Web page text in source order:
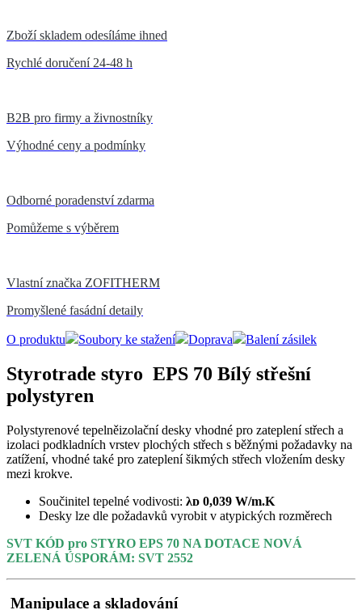
Zboží skladem odesíláme ihned
Rychlé doručení 24-48 h
B2B pro firmy a živnostníky
Výhodné ceny a podmínky
Odborné poradenství zdarma
Pomůžeme s výběrem
Vlastní značka ZOFITHERM
Promyšlené fasádní detaily
O produktu Soubory ke stažení Doprava Balení zásilek
Styrotrade styro EPS 70 Bílý střešní
polystyren
Polystyrenové tepelněizolační desky vhodné pro zateplení střech a
izolaci podkladních vrstev plochých střech s běžnými požadavky na
zatížení, vhodné také pro zateplení šikmých střech vložením desky
mezi krokve.
Součinitel tepelné vodivosti: λᴅ 0,039 W/m.K
Desky lze dle požadavků vyrobit v atypických rozměrech
SVT KÓD pro STYRO EPS 70 NA DOTACE NOVÁ
ZELENÁ ÚSPORÁM: SVT 2552
Manipulace a skladování